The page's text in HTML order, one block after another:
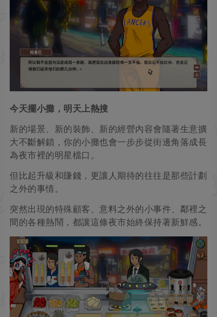
今天擺小攤，明天上熱搜
新的場景、新的裝飾、新的經營內容會隨著生意擴
大不斷解鎖，你的小攤也會一步步從街邊角落成長
為夜市裡的明星檔口。
但比起升級和賺錢，更讓人期待的往往是那些計劃
之外的事情。
突然出現的特殊顧客、意料之外的小事件、鄰裡之
間的各種熱鬧，都讓這條夜市始終保持著新鮮感。